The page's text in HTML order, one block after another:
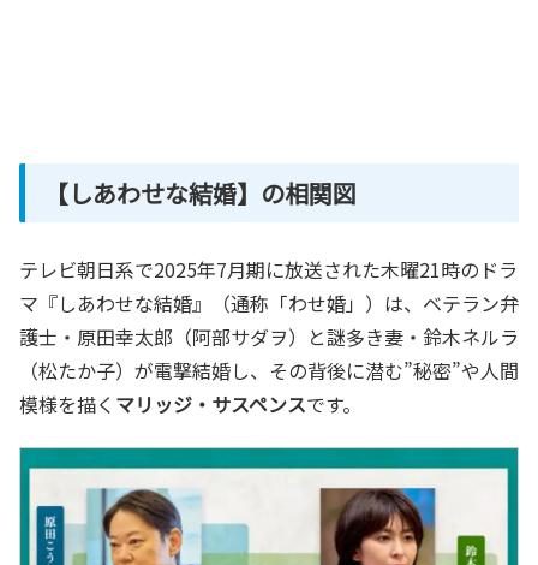
【しあわせな結婚】の相関図
テレビ朝日系で2025年7月期に放送された木曜21時のドラ
マ『しあわせな結婚』（通称「わせ婚」）は、ベテラン弁
護士・原田幸太郎（阿部サダヲ）と謎多き妻・鈴木ネルラ
（松たか子）が電撃結婚し、その背後に潜む”秘密”や人間
模様を描く マリッジ・サスペンスです。